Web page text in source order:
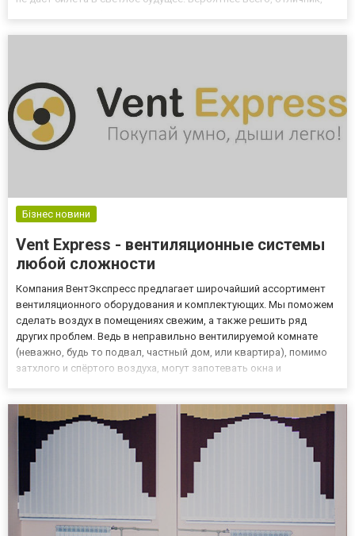
Бізнес новини
Vent Express - вентиляционные системы
любой сложности
Компания ВентЭкспресс предлагает широчайший ассортимент
вентиляционного оборудования и комплектующих. Мы поможем
сделать воздух в помещениях свежим, а также решить ряд
других проблем. Ведь в неправильно вентилируемой комнате
(неважно, будь то подвал, частный дом, или квартира), помимо
затхлого и спёртого воздуха, могут запотевать окна и
плесен...